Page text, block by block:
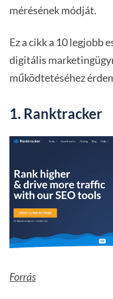
mérésének módját.
Ez a cikk a 10 legjobb
digitális
működtetéséhez
1. Ranktracker
Forrás